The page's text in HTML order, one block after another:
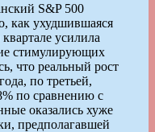
S&P 500
как ухудшившаяся
усилила
стимулирующих
что реальный рост
по третьей,
по сравнению с
оказались хуже
предполагавшей